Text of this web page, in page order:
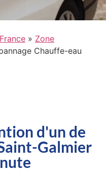
» Zone
Chauffe-eau
d'un de
Galmier